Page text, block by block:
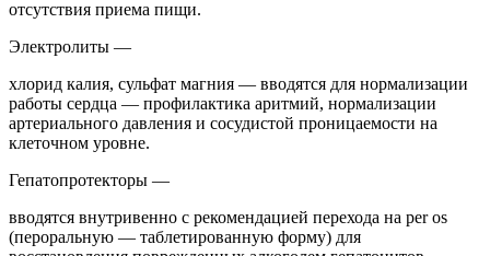
отсутствия приема пищи.
Электролиты —
хлорид калия, сульфат магния — вводятся для нормализации
работы сердца — профилактика аритмий, нормализации
артериального давления и сосудистой проницаемости на
клеточном уровне.
Гепатопротекторы —
вводятся внутривенно с рекомендацией перехода на per os
(пероральную — таблетированную форму) для